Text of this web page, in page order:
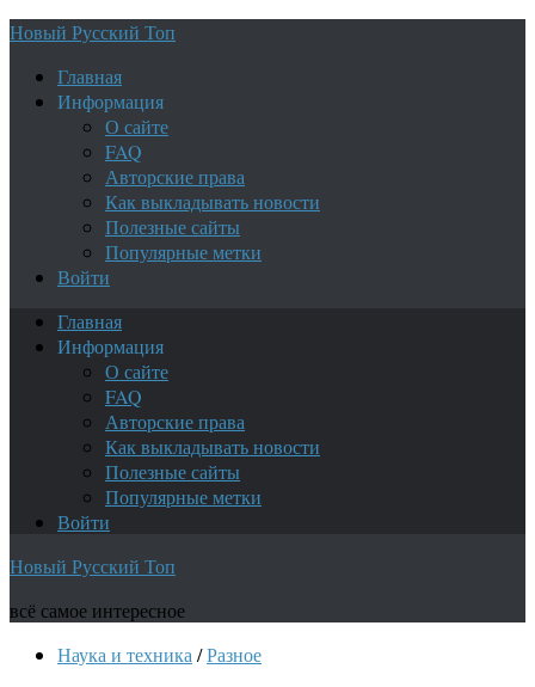
Новый Русский Топ
Главная
Информация
О сайте
FAQ
Авторские права
Как выкладывать новости
Полезные сайты
Популярные метки
Войти
Главная
Информация
О сайте
FAQ
Авторские права
Как выкладывать новости
Полезные сайты
Популярные метки
Войти
Новый Русский Топ
всё самое интересное
Наука и техника /Разное